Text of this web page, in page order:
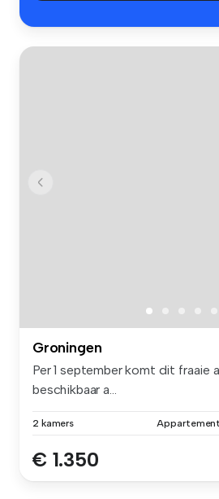
Groningen
Per 1 september komt dit fraaie
beschikbaar a...
2 kamers Appartement
€ 1.350